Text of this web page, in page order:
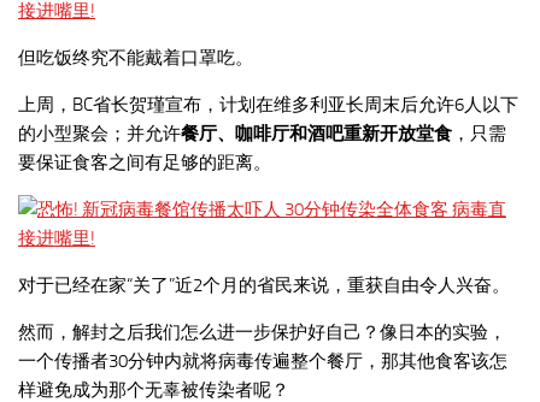
但吃饭终究不能戴着口罩吃。
上周，BC省长贺瑾宣布，计划在维多利亚长周末后允许6人以下
的小型聚会；并允许餐厅、咖啡厅和酒吧重新开放堂食 ，只需
要保证食客之间有足够的距离。
对于已经在家“关了”近2个月的省民来说，重获自由令人兴奋。
然而，解封之后我们怎么进一步保护好自己？像日本的实验，
一个传播者30分钟内就将病毒传遍整个餐厅，那其他食客该怎
样避免成为那个无辜被传染者呢？